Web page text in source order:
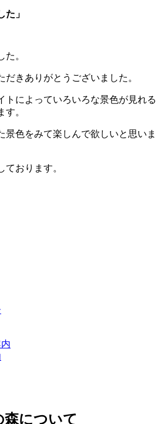
」
。
だきありがとうございました。
トによっていろいろな景色が見れる
。
景色をみて楽しんで欲しいと思いま
ております。
について